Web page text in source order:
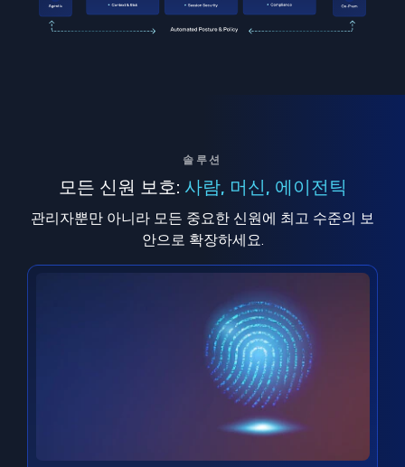
솔루션
모든 신원 보호: 사람, 머신, 에이전틱
관리자뿐만 아니라 모든 중요한 신원에 최고 수준의 보
안으로 확장하세요.